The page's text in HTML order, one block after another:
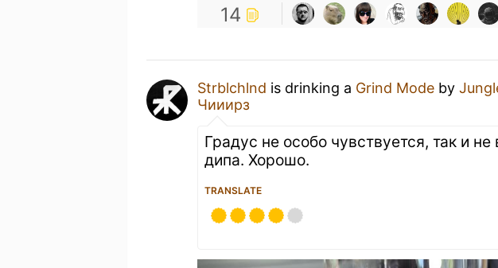
14
Strblchlnd is drinking a Grind Mode by
Чииирз
Градус не особо чувствуется, так и не
дипа. Хорошо.
TRANSLATE